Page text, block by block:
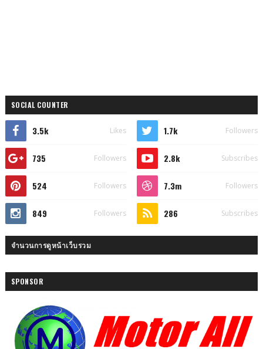
SOCIAL COUNTER
3.5k Likes 1.7k Followers
735 Followers 2.8k Subscribes
524 Followers 7.3m Followers
849 Followers 286 Subscribes
จำนวนการดูหน้าเว็บรวม
SPONSOR